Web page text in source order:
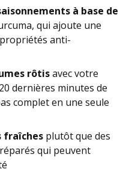
à base de
qui ajoute une
anti-
rôtisavec votre
dernières minutes de
complet en une seule
fraîches plutôt que des
qui peuvent